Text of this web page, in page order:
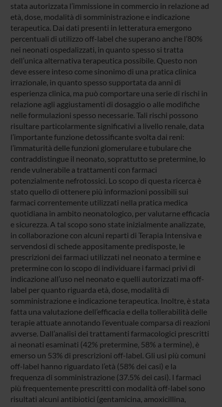
stata autorizzata l’immissione in commercio in relazione ad
età, dose, modalità di somministrazione e indicazione
terapeutica. Dai dati presenti in letteratura emergono
percentuali di utilizzo off-label che superano anche l’80%
nei neonati ospedalizzati, in quanto spesso si tratta
dell’unica alternativa terapeutica possibile. Questo non
deve essere inteso come sinonimo di una pratica clinica
irrazionale, in quanto spesso supportata da anni di
esperienza clinica, ma può comportare una serie di rischi in
relazione agli aggiustamenti di dosaggio o alle modifiche
nelle formulazioni spesso necessarie. Tali rischi possono
risultare particolarmente significativi a livello renale, data
l’importante funzione detossificante svolta dai reni:
l’immaturità delle funzioni glomerulare e tubulare che
contraddistingue il neonato, soprattutto se pretermine, lo
rende vulnerabile a trattamenti con farmaci
potenzialmente nefrotossici. Lo scopo di questa ricerca è
stato quello di ottenere più informazioni possibili sui
farmaci correntemente utilizzati nella pratica medica
quotidiana in ambito neonatologico, per valutarne efficacia
e sicurezza. A tal scopo sono state inizialmente analizzate,
in collaborazione con alcuni reparti di Terapia Intensiva e
servendosi di schede appositamente predisposte, le
prescrizioni dei farmaci utilizzati nel neonato a termine e
pretermine con lo scopo di individuare i farmaci privi di
indicazione all’uso nel neonato e quelli autorizzati ma off-
label per quanto riguarda età, dose, modalità di
somministrazione e indicazione terapeutica. Inoltre, è stata
fatta una valutazione dell’efficacia e della tollerabilità delle
terapie attuate annotando l’eventuale comparsa di reazioni
avverse. Dall’analisi dei trattamenti farmacologici prescritti
ai neonati esaminati (42% pretermine, 58% a termine), è
emerso un 53% di prescrizioni off-label. Gli usi più comuni
off-label hanno riguardato l’età (58% dei casi) e la
frequenza di somministrazione (37.5% dei casi). I farmaci
più frequentemente prescritti con modalità off-label sono
risultati alcuni antibiotici (gentamicina, amoxicillina,